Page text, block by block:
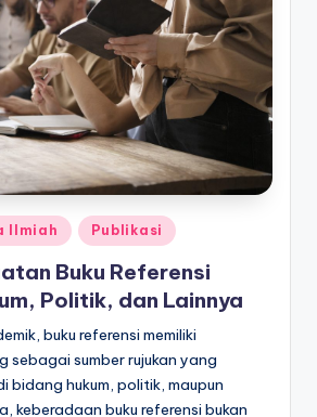
Ilmiah Publikasi
Buku Referensi
Politik, dan Lainnya
buku referensi memiliki
sebagai sumber rujukan yang
bidang hukum, politik, maupun
keberadaan buku referensi bukan